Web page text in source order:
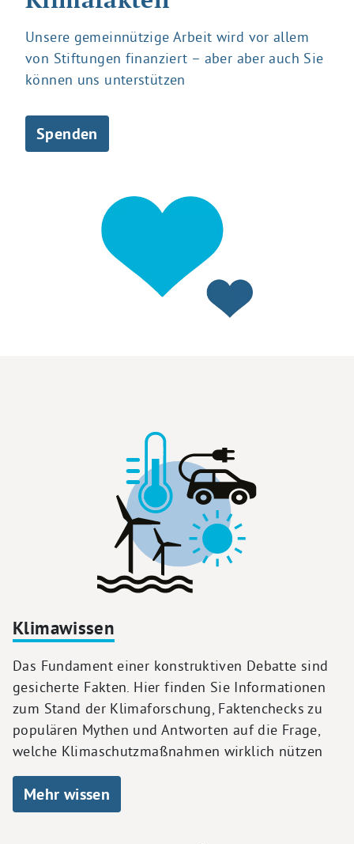
Unsere gemeinnützige Arbeit wird vor allem
von Stiftungen finanziert – aber aber auch Sie
können uns unterstützen
Spenden
Klimawissen
Das Fundament einer konstruktiven Debatte sind
gesicherte Fakten. Hier finden Sie Informationen
zum Stand der Klimaforschung, Faktenchecks zu
populären Mythen und Antworten auf die Frage,
welche Klimaschutzmaßnahmen wirklich nützen
Mehr wissen